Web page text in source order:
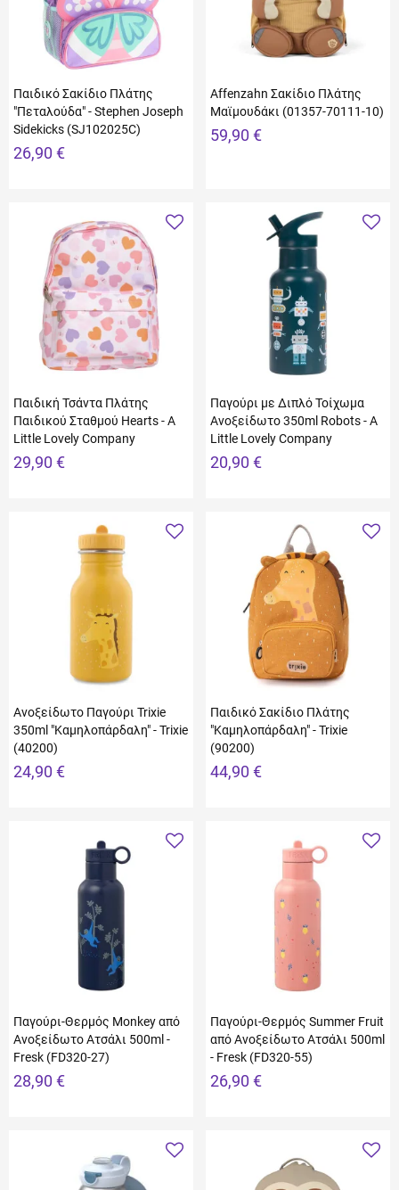
Παιδικό Σακίδιο Πλάτης
"Πεταλούδα" - Stephen Joseph
Sidekicks (SJ102025C)
26,90 €
Affenzahn Σακίδιο Πλάτης
Μαϊμουδάκι (01357-70111-10)
59,90 €
Παιδική Τσάντα Πλάτης
Παιδικού Σταθμού Hearts - A
Little Lovely Company
29,90 €
Παγούρι με Διπλό Τοίχωμα
Ανοξείδωτο 350ml Robots - A
Little Lovely Company
20,90 €
Ανοξείδωτο Παγούρι Trixie
350ml "Καμηλοπάρδαλη" - Trixie
(40200)
24,90 €
Παιδικό Σακίδιο Πλάτης
"Καμηλοπάρδαλη" - Trixie
(90200)
44,90 €
Παγούρι-Θερμός Monkey από
Ανοξείδωτο Ατσάλι 500ml -
Fresk (FD320-27)
28,90 €
Παγούρι-Θερμός Summer Fruit
από Ανοξείδωτο Ατσάλι 500ml
- Fresk (FD320-55)
26,90 €